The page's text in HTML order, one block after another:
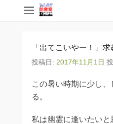
「出てこいやー！」
投稿日: 2017年11月1日
この暑い時期に少し
る。
私は幽霊に逢いたいと